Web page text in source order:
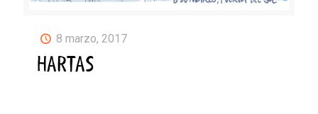
8 marzo, 2017
HARTAS